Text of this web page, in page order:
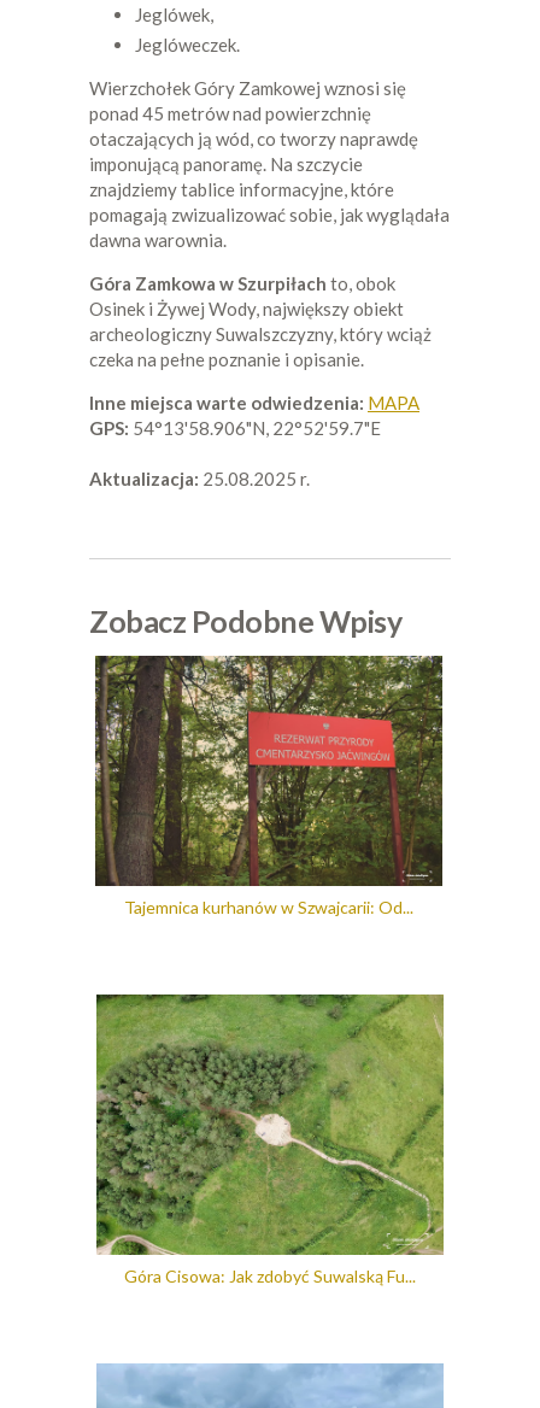
Jeglówek,
Jeglóweczek.
Wierzchołek Góry Zamkowej wznosi się
ponad 45 metrów nad powierzchnię
otaczających ją wód, co tworzy naprawdę
imponującą panoramę. Na szczycie
znajdziemy tablice informacyjne, które
pomagają zwizualizować sobie, jak wyglądała
dawna warownia.
Góra Zamkowa w Szurpiłach to, obok
Osinek i Żywej Wody, największy obiekt
archeologiczny Suwalszczyzny, który wciąż
czeka na pełne poznanie i opisanie.
Inne miejsca warte odwiedzenia: MAPA
GPS: 54°13'58.906"N, 22°52'59.7"E
Aktualizacja: 25.08.2025 r.
Zobacz Podobne Wpisy
Tajemnica kurhanów w Szwajcarii: Od...
Góra Cisowa: Jak zdobyć Suwalską Fu...